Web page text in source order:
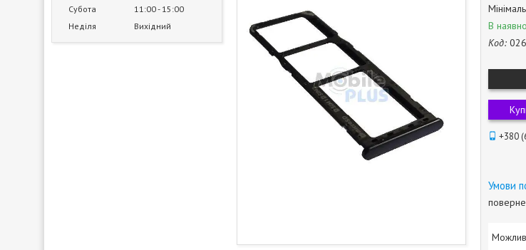
Субота
11:00 15:00
Неділя
Вихідний
В
Код:
+380